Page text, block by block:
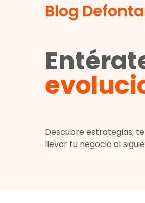
Blog
Descubre estrategias,
llevar tu negocio al